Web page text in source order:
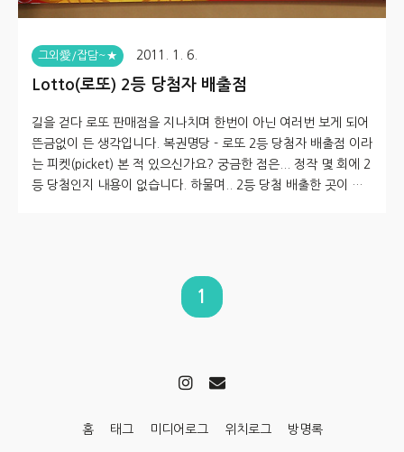
그외愛/잡담~★ 2011. 1. 6.
Lotto(로또) 2등 당첨자 배출점
길을 걷다 로또 판매점을 지나치며 한번이 아닌 여러번 보게 되어
뜬금없이 든 생각입니다. 복권명당 - 로또 2등 당첨자 배출점 이라
는 피켓(picket) 본 적 있으신가요? 궁금한 점은... 정작 몇 회에 2
등 당첨인지 내용이 없습니다. 하물며.. 2등 당첨 배출한 곳이 생
술로 이용하고자 한다면 꽤 시선을 끌 수 있을듯 합니다. 아무래도
2등 배출점이라고 하면 확률과 관계없이 기분에서부터 끌리지 않
1
홈 태그 미디어로그 위치로그 방명록